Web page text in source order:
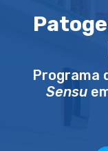
Programa
Sensu